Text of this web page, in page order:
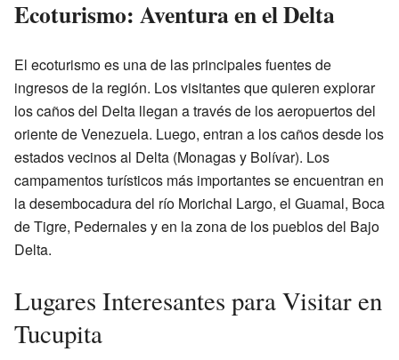
Ecoturismo: Aventura en el Delta
El ecoturismo es una de las principales fuentes de
ingresos de la región. Los visitantes que quieren explorar
los caños del Delta llegan a través de los aeropuertos del
oriente de Venezuela. Luego, entran a los caños desde los
estados vecinos al Delta (Monagas y Bolívar). Los
campamentos turísticos más importantes se encuentran en
la desembocadura del río Morichal Largo, el Guamal, Boca
de Tigre, Pedernales y en la zona de los pueblos del Bajo
Delta.
Lugares Interesantes para Visitar en
Tucupita